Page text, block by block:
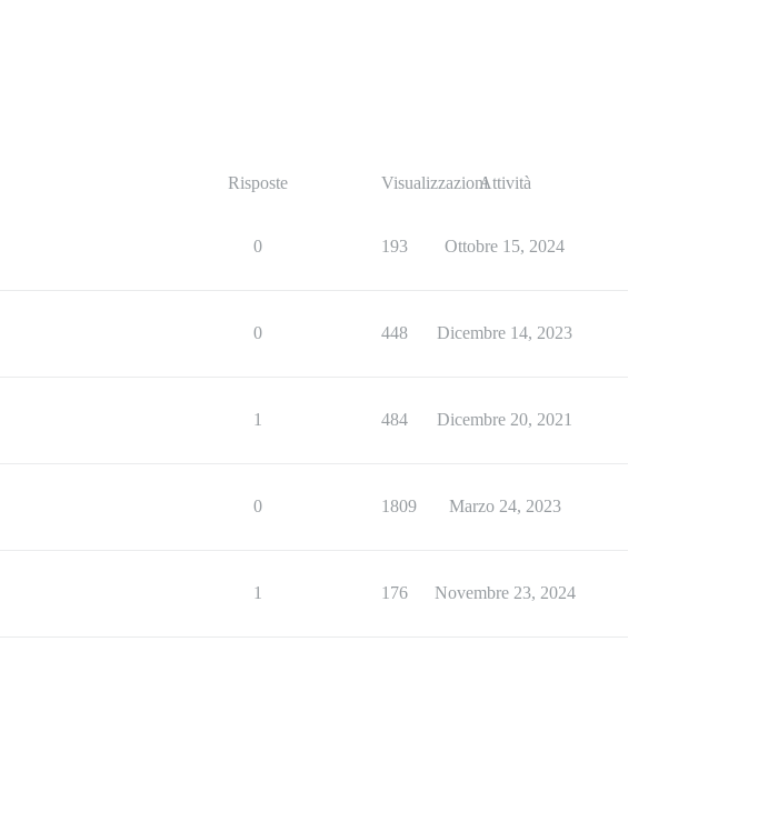
Risposte VisualizzazioniAttività
0 193 Ottobre 15, 2024
0 448 Dicembre 14, 2023
1 484 Dicembre 20, 2021
0 1809 Marzo 24, 2023
1 176 Novembre 23, 2024